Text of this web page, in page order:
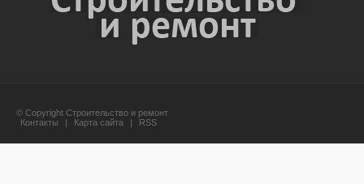
© Copyright Строительство и ремонт
Контакты
| Карта сайта | RSS